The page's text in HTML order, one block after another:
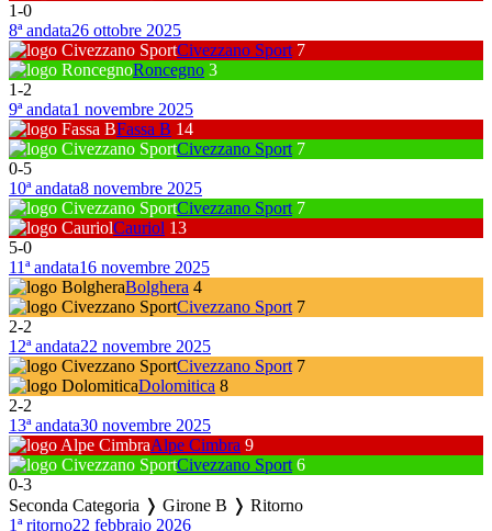
1-0
8ª andata26 ottobre 2025
Civezzano Sport 7
Roncegno 3
1-2
9ª andata1 novembre 2025
Fassa B 14
Civezzano Sport 7
0-5
10ª andata8 novembre 2025
Civezzano Sport 7
Cauriol 13
5-0
11ª andata16 novembre 2025
Bolghera 4
Civezzano Sport 7
2-2
12ª andata22 novembre 2025
Civezzano Sport 7
Dolomitica 8
2-2
13ª andata30 novembre 2025
Alpe Cimbra 9
Civezzano Sport 6
0-3
Seconda Categoria ❭ Girone B ❭ Ritorno
1ª ritorno22 febbraio 2026